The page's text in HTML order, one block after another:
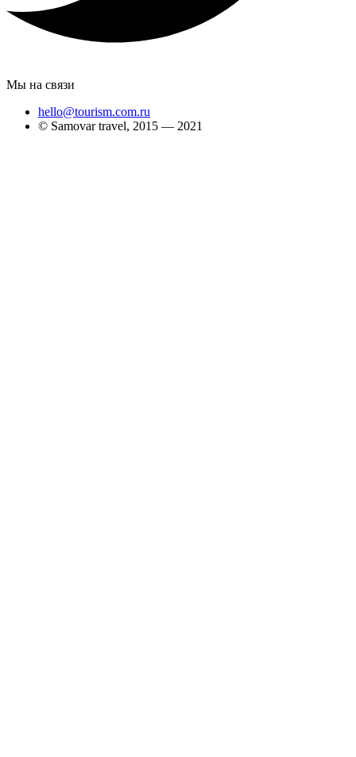
Мы на связи
hello@tourism.com.ru
© Samovar travel, 2015 — 2021